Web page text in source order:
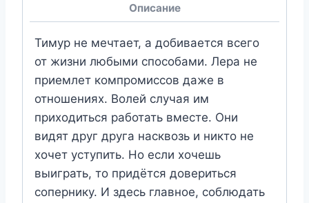
Описание
Тимур не мечтает, а добивается всего
от жизни любыми способами. Лера не
приемлет компромиссов даже в
отношениях. Волей случая им
приходиться работать вместе. Они
видят друг друга насквозь и никто не
хочет уступить. Но если хочешь
выиграть, то придётся довериться
сопернику. И здесь главное, соблюдать